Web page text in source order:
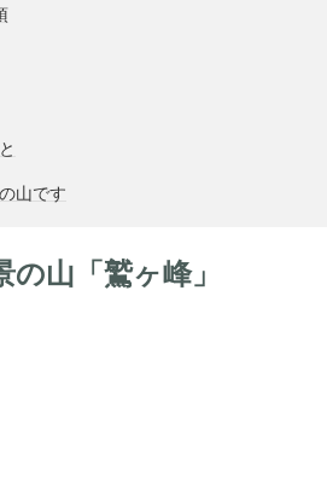
山です
山「鷲ヶ峰」